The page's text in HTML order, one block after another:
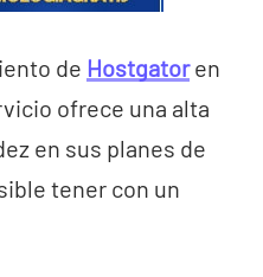
de Hostgatoren
ofrece una alta
en sus planes de
tener con un